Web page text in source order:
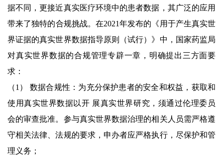
据不同，更接近真实医疗环境中的患者数据，其广泛的应用
带来了独特的合规挑战。在2021年发布的《用于产生真实世
界证据的真实世界数据指导原则（试行）》中，国家药监局
对真实世界数据的合规管理专辟一章，明确提出三方面要
求：
（1） 数据合规性：为充分保护患者的安全和权益，获取和
使用真实世界数据以开 展真实世界研究，须通过伦理委员
会的审查批准。参与真实世界数据治理的相关人员需严格遵
守相关法律、法规的要求，申办者应严格执行，尽保护和管
理义务；